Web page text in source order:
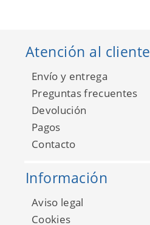
Beta 1101-2
Atención al cliente
Envío y entrega
Preguntas frecuentes
Devolución
Pagos
Contacto
Información
Aviso legal
Cookies